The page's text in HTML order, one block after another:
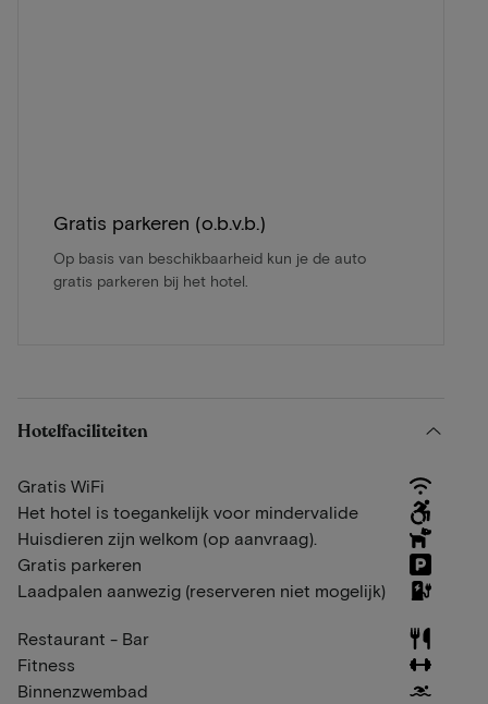
Gratis parkeren (o.b.v.b.)
Op basis van beschikbaarheid kun je de auto
gratis parkeren bij het hotel.
Hotelfaciliteiten
Gratis WiFi
Het hotel is toegankelijk voor mindervalide
Huisdieren zijn welkom (op aanvraag).
Gratis parkeren
Laadpalen aanwezig (reserveren niet mogelijk)
Restaurant - Bar
Fitness
Binnenzwembad